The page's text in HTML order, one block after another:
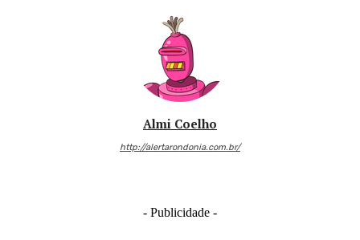
Almi Coelho
http://alertarondonia.com.br/
- Publicidade -